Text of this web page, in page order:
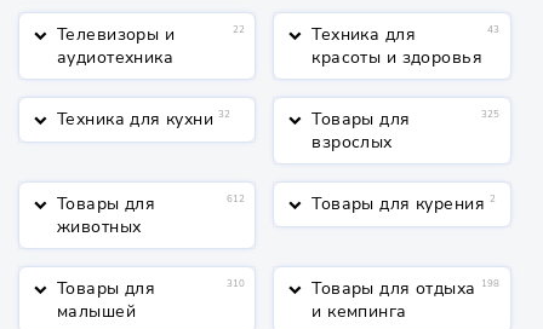
keyboard_arrow_down Телевизоры и
аудиотехника
22 keyboard_arrow_down Техника для
красоты и здоровья
43
keyboard_arrow_down Техника для кухни 32 keyboard_arrow_down Товары для
взрослых
325
keyboard_arrow_down Товары для
животных
612 keyboard_arrow_down Товары для курения 2
keyboard_arrow_down Товары для
малышей
310 keyboard_arrow_down Товары для отдыха
и кемпинга
198